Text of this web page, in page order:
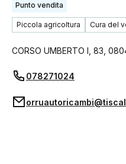
Punto vendita
Piccola agricoltura Cura del
CORSO UMBERTO I, 83
078271024